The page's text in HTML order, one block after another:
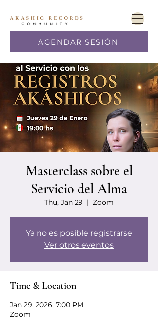
AGENDAR SESIÓN
Masterclass sobre el
Servicio del Alma
Thu, Jan 29
  |
Zoom
Ya no es posible registrarse
Ver otros eventos
Time & Location
Jan 29, 2026, 7:00 PM
Zoom